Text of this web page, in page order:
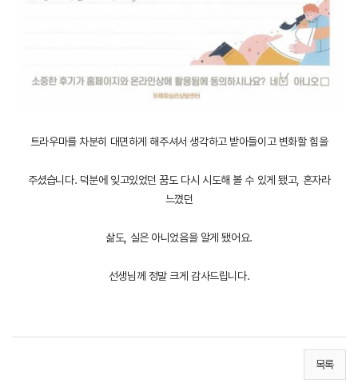
트라우마를 차분히 대면하게 해주셔서 생각하고 받아들이고 변화할 힘을
주셨습니다. 덕분에 잊고있었던 꿈도 다시 시도해 볼 수 있게 됐고, 혼자라
느꼈던
삶도, 실은 아니었음을 알게 됐어요.
선생님께 정말 크게 감사드립니다.
목록